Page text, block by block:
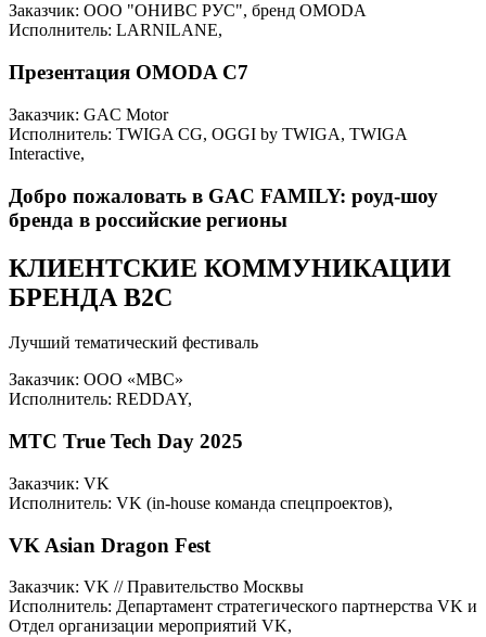
Заказчик: ООО "ОНИВС РУС", бренд OMODA
Исполнитель: LARNILANE,
Презентация OMODA C7
Заказчик: GAC Motor
Исполнитель: TWIGA CG, OGGI by TWIGA, TWIGA
Interactive,
Добро пожаловать в GAC FAMILY: роуд-шоу
бренда в российские регионы
КЛИЕНТСКИЕ КОММУНИКАЦИИ
БРЕНДА B2C
Лучший тематический фестиваль
Заказчик: ООО «МВС»
Исполнитель: REDDAY,
МТС True Tech Day 2025
Заказчик: VK
Исполнитель: VK (in-house команда спецпроектов),
VK Asian Dragon Fest
Заказчик: VK // Правительство Москвы
Исполнитель: Департамент стратегического партнерства VK и
Отдел организации мероприятий VK,